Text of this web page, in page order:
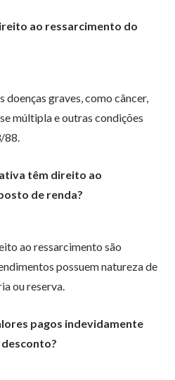
ao ressarcimento do
doenças graves, como câncer,
múltipla e outras condições
88.
têm direito ao
de renda?
ao ressarcimento são
possuem natureza de
ou reserva.
pagos indevidamente